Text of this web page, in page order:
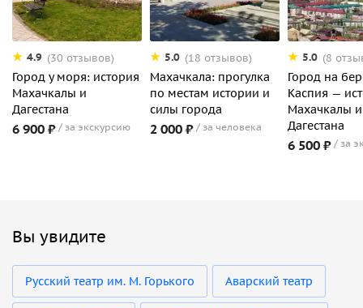
4.9 (30 отзывов)
Город у моря: история
Махачкалы и
Дагестана
6 900 ₽ за экскурсию
5.0 (18 отзывов)
Махачкала: прогулка
по местам истории и
силы города
2 000 ₽ за человека
5.0 (8
Город на
Каспия —
Махачкалы и
Дагестана
6 500 ₽ за
Вы увидите
Русский театр им. М. Горького Аварский театр